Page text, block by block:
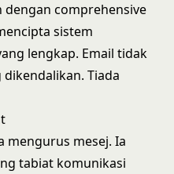
comprehensive
sistem
lengkap. Email tidak
Tiada
mengurus mesej. Ia
tabiat komunikasi